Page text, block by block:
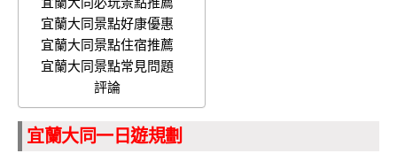
宜蘭大同景點好康優惠
宜蘭大同景點住宿推薦
宜蘭大同景點常見問題
評論
宜蘭大同一日遊規劃